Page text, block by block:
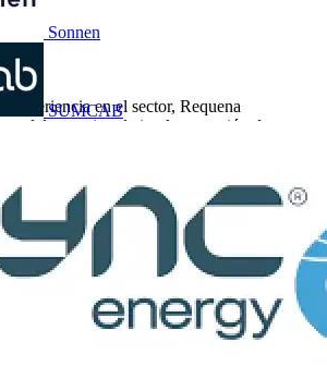
Sonnen
SUMCAB
experiencia en el sector, Requena
del negocio y la implementación de
para acelerar la transformación digital y
en la región, apoyándose en áreas
y la innovación tecnológica.